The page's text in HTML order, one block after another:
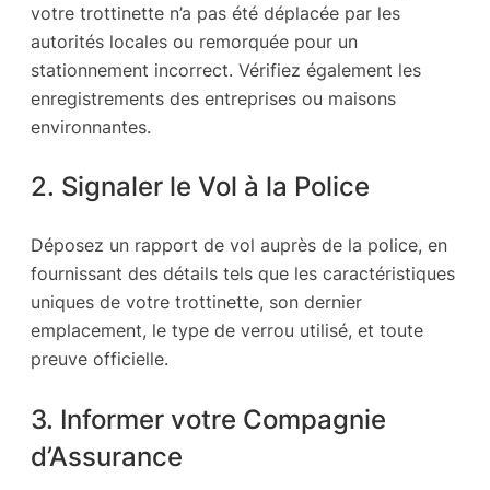
votre trottinette n’a pas été déplacée par les
autorités locales ou remorquée pour un
stationnement incorrect. Vérifiez également les
enregistrements des entreprises ou maisons
environnantes.
2. Signaler le Vol à la Police
Déposez un rapport de vol auprès de la police, en
fournissant des détails tels que les caractéristiques
uniques de votre trottinette, son dernier
emplacement, le type de verrou utilisé, et toute
preuve officielle.
3. Informer votre Compagnie
d’Assurance